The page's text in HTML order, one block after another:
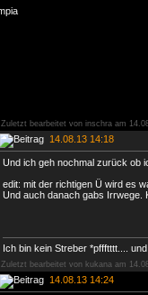
Zuletzt bearbeitet von inschra am
14.08.13 14:18
Und ich geh nochmal zurück ob
edit: mit der richtigen Ü wird es
Und auch danach gabs Irrwege.
Ich bin kein Streber *pffftttt....
Zuletzt bearbeitet von kukana am
14.08.13 14:24